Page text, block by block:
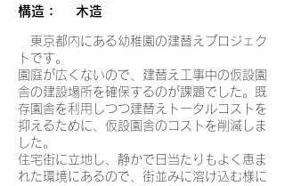
構造： 木造
東京都内にある幼稚園の建替えプロジェク
トです。
園庭が広くないので、建替え工事中の仮設園
舎の建設場所を確保するのが課題でした。既
存園舎を利用しつつ建替えトータルコストを
抑えるために、仮設園舎のコストを削減しま
した。
住宅街に立地し、静かで日当たりもよく恵ま
れた環境にあるので、街並みに溶け込む様に